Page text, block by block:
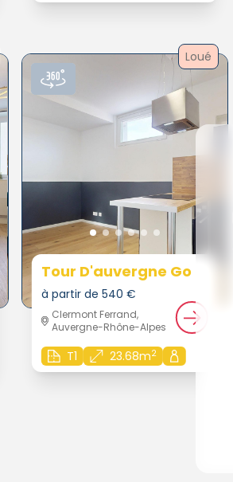
Loué
Tour D'auvergne Go
à partir de 540 €
Clermont Ferrand,
Auvergne-Rhône-Alpes
T1 23.68m2